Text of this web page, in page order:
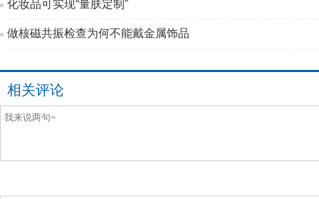
化妆品可实现“量肤定制”
做核磁共振检查为何不能戴金属饰品
相关评论